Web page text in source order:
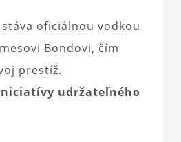
oficiálnou vodkou
Bondovi, čím
prestíž.
Iniciatívy udržateľného